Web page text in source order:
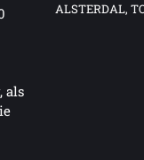
ALSTERDAL,
als